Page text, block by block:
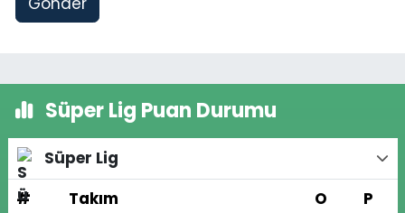
Süper Lig Puan Durumu
Süper Lig
#
Takım O P